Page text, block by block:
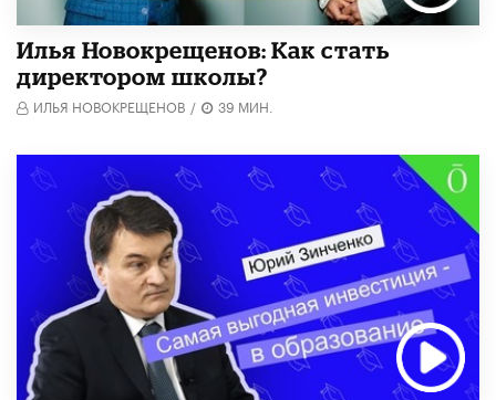
​Илья Новокрещенов: Как стать
директором школы?
ИЛЬЯ НОВОКРЕЩЕНОВ / 39 МИН.